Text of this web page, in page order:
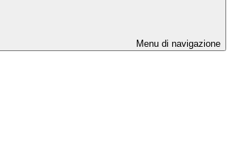
Menu di navigazione